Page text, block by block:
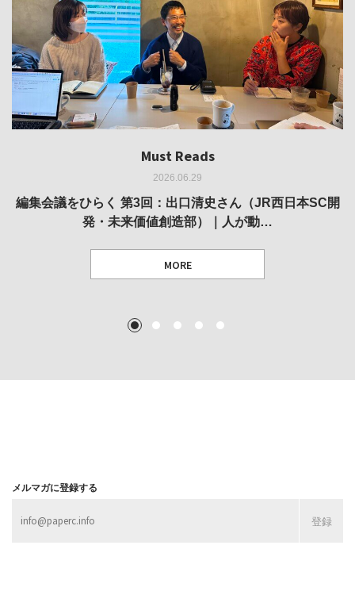
Must Reads
2026.06.29
編集会議をひらく 第3回：出口清史さん（JR西日本SC開
発・未来価値創造部）｜人が動…
MORE
Must Reads
2026.05.14
REVIEW｜果たして美術家・梅津庸一は、「大阪のゆかり
作家」となることができたのか…
Must Reads
2026.03.11
REPORT｜博覧会の残像
MORE
Must Reads
2026.02.25
REVIEW｜菊池聡太朗 個展「余りの風景」
MORE
Must Reads
2025.10.01
REVIEW｜生の存在証明としての線——「ライフライン」
展
1 2 3 4 5
メルマガに登録する